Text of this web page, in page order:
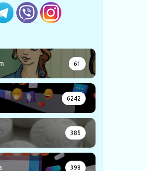
61
6242
385
398